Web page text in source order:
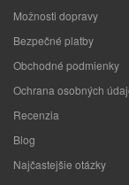
Možnosti dopravy
Bezpečné platby
Obchodné podmienky
Ochrana osobných
Recenzia
Blog
Najčastejšie otázky